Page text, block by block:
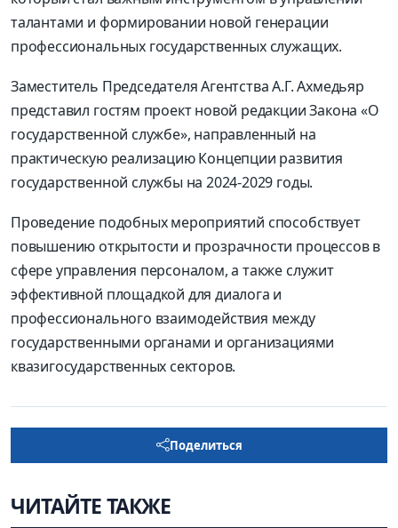
талантами и формировании новой генерации
профессиональных государственных служащих.
Заместитель Председателя Агентства А.Г. Ахмедьяр
представил гостям проект новой редакции Закона «О
государственной службе», направленный на
практическую реализацию Концепции развития
государственной службы на 2024-2029 годы.
Проведение подобных мероприятий способствует
повышению открытости и прозрачности процессов в
сфере управления персоналом, а также служит
эффективной площадкой для диалога и
профессионального взаимодействия между
государственными органами и организациями
квазигосударственных секторов.
Поделиться
ЧИТАЙТЕ ТАКЖЕ